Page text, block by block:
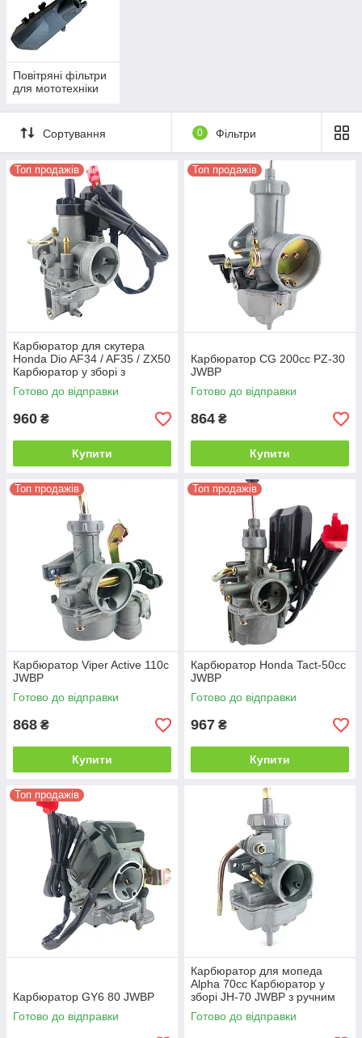
Повітряні фільтри
для мототехніки
Сортування 0 Фільтри
Топ продажів
Карбюратор для скутера
Honda Dio AF34 / AF35 / ZX50
Карбюратор у зборі з
електроклапаном JWBP
Готово до відправки
960 ₴
Купити
Топ продажів
Карбюратор CG 200cc PZ-30
JWBP
Готово до відправки
864 ₴
Купити
Топ продажів
Карбюратор Viper Active 110c
JWBP
Готово до відправки
868 ₴
Купити
Топ продажів
Карбюратор Honda Tact-50cc
JWBP
Готово до відправки
967 ₴
Купити
Топ продажів
Карбюратор GY6 80 JWBP
Готово до відправки
Карбюратор для мопеда
Alpha 70сс Карбюратор у
зборі JH-70 JWBP з ручним
збагачувачем
Готово до відправки